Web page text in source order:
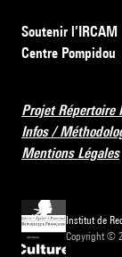
Soutenir l’IRCAM
Centre Pompidou
Projet Répertoire
Infos /
Mentions Légales
Institut de
Copyright ©